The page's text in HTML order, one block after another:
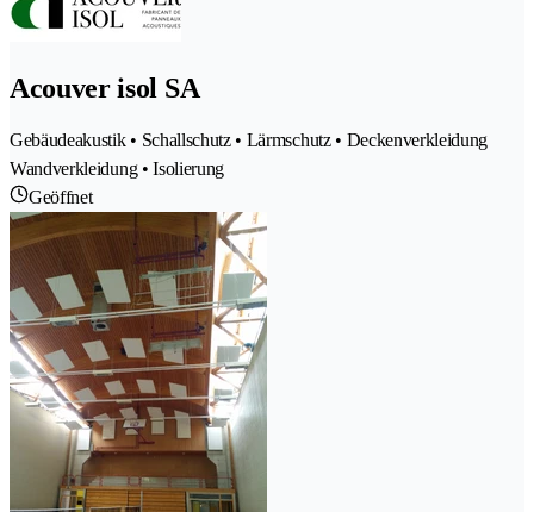
Acouver isol SA
Gebäudeakustik • Schallschutz • Lärmschutz • Deckenverkleidung
Wandverkleidung • Isolierung
Geöffnet